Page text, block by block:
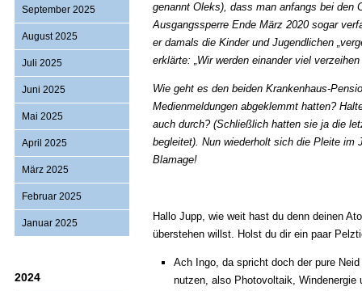
September 2025
August 2025
Juli 2025
Juni 2025
Mai 2025
April 2025
März 2025
Februar 2025
Januar 2025
2024
genannt Oleks), dass man anfangs bei den
Ausgangssperre Ende März 2020 sogar
er damals die Kinder und Jugendlichen
erklärte: „Wir werden einander viel
Wie geht es den beiden Krankenhaus-
Medienmeldungen abgeklemmt hatten?
auch durch? (Schließlich hatten sie ja die
begleitet). Nun wiederholt sich die Pleite im
Blamage!
Hallo Jupp, wie weit hast du denn deinen
überstehen willst. Holst du dir ein paar
Ach Ingo, da spricht doch der pure
nutzen, also Photovoltaik,